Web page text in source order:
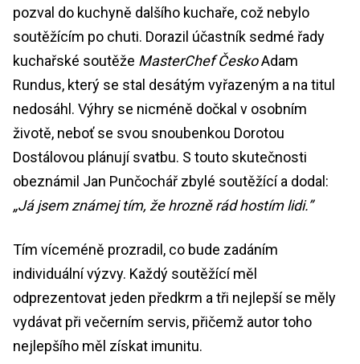
pozval do kuchyně dalšího kuchaře, což nebylo
soutěžícím po chuti. Dorazil účastník sedmé řady
kuchařské soutěže MasterChef ČeskoAdam
Rundus, který se stal desátým vyřazeným a na titul
nedosáhl. Výhry se nicméně dočkal v osobním
životě, neboť se svou snoubenkou Dorotou
Dostálovou plánují svatbu. S touto skutečnosti
obeznámil Jan Punčochář zbylé soutěžící a dodal:
„Já jsem známej tím, že hrozně rád hostím lidi.”
Tím víceméně prozradil, co bude zadáním
individuální výzvy. Každý soutěžící měl
odprezentovat jeden předkrm a tři nejlepší se měly
vydávat při večerním servis, přičemž autor toho
nejlepšího měl získat imunitu.